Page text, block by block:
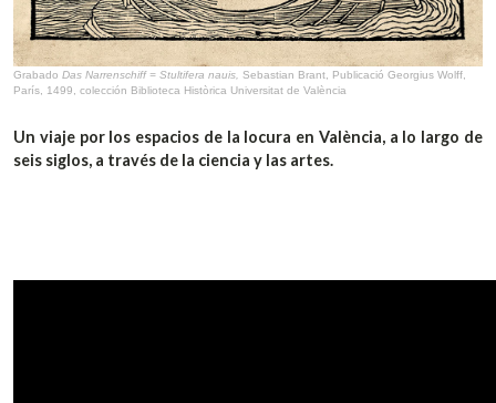
Grabado Das Narrenschiff = Stultifera nauis, Sebastian Brant, Publicació Georgius Wolff,
París, 1499, colección Biblioteca Històrica Universitat de València
Un viaje por los espacios de la locura en València, a lo largo de
seis siglos, a través de la ciencia y las artes.